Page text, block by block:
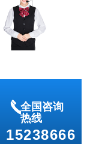
全国咨询
热线
15238666
끅